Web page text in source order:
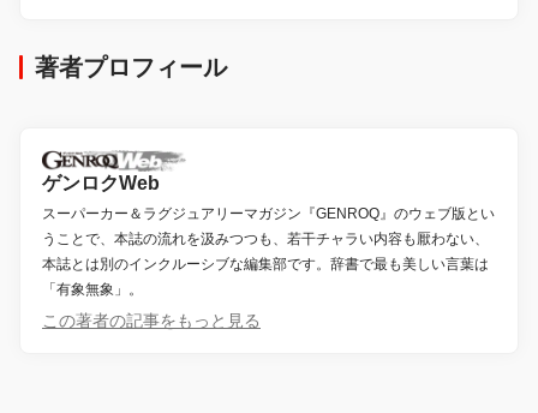
著者プロフィール
ゲンロクWeb
スーパーカー＆ラグジュアリーマガジン『GENROQ』のウェブ版とい
うことで、本誌の流れを汲みつつも、若干チャラい内容も厭わない、
本誌とは別のインクルーシブな編集部です。辞書で最も美しい言葉は
「有象無象」。
この著者の記事をもっと見る